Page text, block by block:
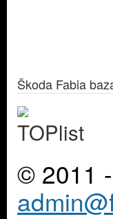
Škoda Fabia
© 2011